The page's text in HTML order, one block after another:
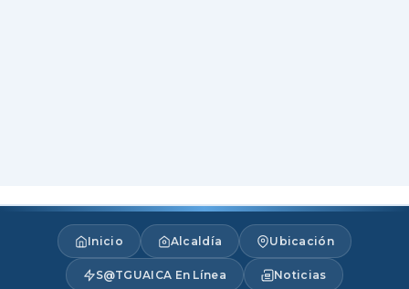
Inicio Alcaldía Ubicación
S@TGUAICA En Línea Noticias